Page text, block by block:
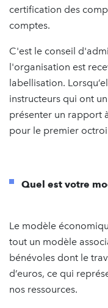
certification des
comptes.
C'est le conseil
l'organisation est
labellisation.
instructeurs qui ont
présenter un rapport
pour le premier
Quel est votre
Le modèle
tout un modèle
bénévoles dont le
d’euros, ce qui
nos ressources.